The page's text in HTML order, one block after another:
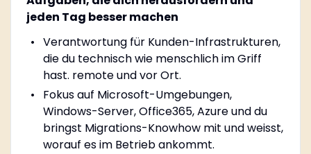
jeden Tag besser machen
Verantwortung für Kunden-Infrastrukturen,
die du technisch wie menschlich im Griff
hast. remote und vor Ort.
Fokus auf Microsoft-Umgebungen,
Windows-Server, Office365, Azure und du
bringst Migrations-Knowhow mit und weisst,
worauf es im Betrieb ankommt.